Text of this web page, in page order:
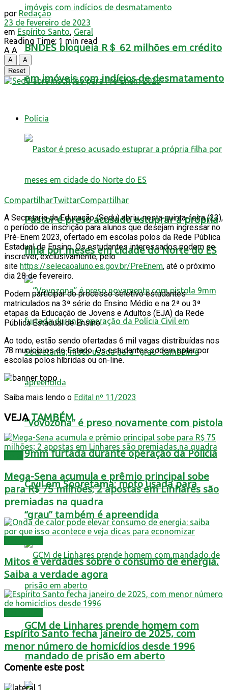
BNDES bloqueia R＄ 62 milhões em crédito
em imóveis com indícios de desmatamento
Polícia
Pastor é preso acusado estuprar a própria
filha por meses em cidade do Norte do ES
“Vovozona” é preso novamente com pistola
9mm furtada durante operação da Polícia
Civil em Sooretama; moto usada para
“grau” também é apreendida
GCM de Linhares prende homem com
mandado de prisão em aberto
por Redação
23 de fevereiro de 2023
em Espírito Santo Geral
Reading Time: 1 min read
A A
A
A
Reset
CompartilharTwittarCompartilhar
A Secretaria da Educação (Sedu) abriu, nesta quinta-feira (23),
o período de inscrição para alunos que desejam ingressar no
Pré-Enem 2023, ofertado em escolas polos da Rede Pública
Estadual de Ensino. Os estudantes interessados podem se
inscrever, exclusivamente, pelo
site https://selecaoaluno.es.gov.br/PreEnem, até o próximo
dia 28 de fevereiro.
Podem participar do processo seletivo estudantes
matriculados na 3ª série do Ensino Médio e na 2ª ou 3ª
etapas da Educação de Jovens e Adultos (EJA) da Rede
Pública Estadual de Ensino.
Ao todo, estão sendo ofertadas 6 mil vagas distribuídas nos
78 municípios do Estado. Os estudantes podem optar por
escolas polos híbridas ou on-line.
Saiba mais lendo o Edital nº 11/2023
VEJATAMBÉM
Mega-Sena acumula e prêmio principal sobe
para R$ 75 milhões; 2 apostas em Linhares são
premiadas na quadra
Mitos e verdades sobre o consumo de energia.
Saiba a verdade agora
Espírito Santo fecha janeiro de 2025, com
menor número de homicídios desde 1996
Comente este post